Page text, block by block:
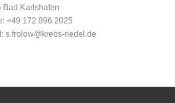
Bad Karlshafen
+49 172 896 2025
s.frolow@krebs-riedel.de